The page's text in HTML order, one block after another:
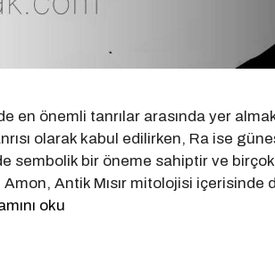
en önemli tanrılar arasında yer
olarak kabul edilirken, Ra ise
sembolik bir öneme sahiptir ve
Antik Mısır mitolojisi içerisinde
oku